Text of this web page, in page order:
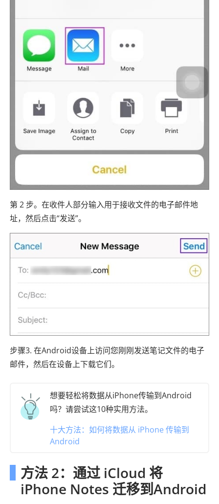
第 2 步。在收件人部分输入用于接收文件的电子邮件地
址，然后点击“发送”。
步骤3. 在Android设备上访问您刚刚发送笔记文件的电子
邮件，然后在设备上下载它们。
想要轻松将数据从iPhone传输到Android
吗？请尝试这10种实用方法。
十大方法：如何将数据从 iPhone 传输到
Android
方法 2：通过 iCloud 将
iPhone Notes 迁移到Android